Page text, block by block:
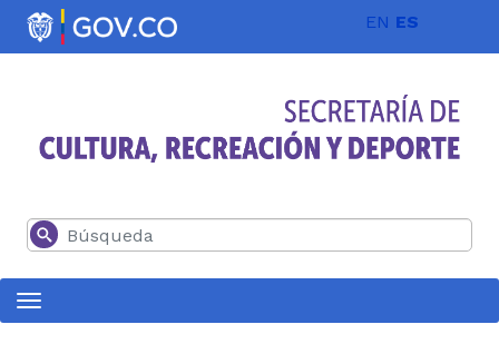
Pasar al contenido principal EN ES
Buscar